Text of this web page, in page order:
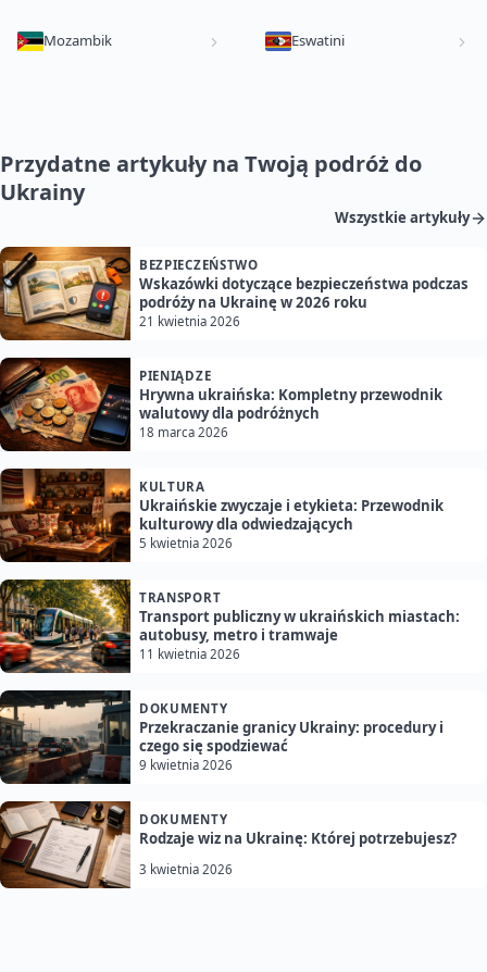
Mozambik Eswatini
Przydatne artykuły na Twoją podróż do
Ukrainy
Wszystkie artykuły
BEZPIECZEŃSTWO
Wskazówki dotyczące bezpieczeństwa podczas
podróży na Ukrainę w 2026 roku
21 kwietnia 2026
PIENIĄDZE
Hrywna ukraińska: Kompletny przewodnik
walutowy dla podróżnych
18 marca 2026
KULTURA
Ukraińskie zwyczaje i etykieta: Przewodnik
kulturowy dla odwiedzających
5 kwietnia 2026
TRANSPORT
Transport publiczny w ukraińskich miastach:
autobusy, metro i tramwaje
11 kwietnia 2026
DOKUMENTY
Przekraczanie granicy Ukrainy: procedury i
czego się spodziewać
9 kwietnia 2026
DOKUMENTY
Rodzaje wiz na Ukrainę: Której potrzebujesz?
3 kwietnia 2026